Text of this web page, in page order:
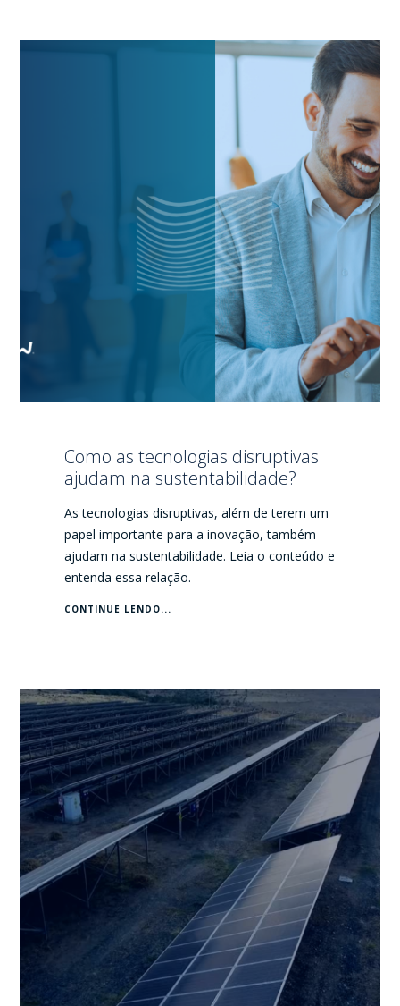
Como as tecnologias disruptivas
ajudam na sustentabilidade?
As tecnologias disruptivas, além de terem um
papel importante para a inovação, também
ajudam na sustentabilidade. Leia o conteúdo e
entenda essa relação.
CONTINUE LENDO...